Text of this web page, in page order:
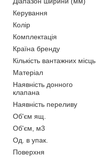
Керування
Колір
Комплектація
Країна бренду
Кількість вантажних місць
Матеріал
Наявність донного
клапана
Наявність переливу
Об'єм ящ.
Об'єм, м3
Од. в упак.
Поверхня